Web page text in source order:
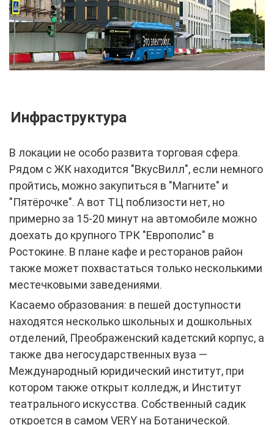
Инфраструктура
В локации не особо развита торговая сфера.
Рядом с ЖК находится "ВкусВилл", если немного
пройтись, можно закупиться в "Магните" и
"Пятёрочке". А вот ТЦ поблизости нет, но
примерно за 15-20 минут на автомобиле можно
доехать до крупного ТРК "Европолис" в
Ростокине. В плане кафе и ресторанов район
также может похвастаться только несколькими
местечковыми заведениями.
Касаемо образования: в пешей доступности
находятся несколько школьных и дошкольных
отделений, Преображенский кадетский корпус, а
также два негосударственных вуза —
Международный юридический институт, при
котором также открыт колледж, и Институт
театрального искусства. Собственный садик
откроется в самом VERY на Ботанической.